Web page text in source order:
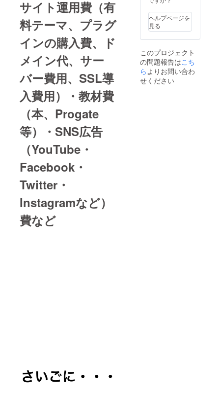
サイト運用費（有
料テーマ、プラグ
インの購入費、ド
メイン代、サー
バー費用、SSL導
入費用）・教材費
（本、Progate
等）・SNS広告
（YouTube・
Facebook・
Twitter・
Instagramなど）
費など
ヘルプページを
見る
このプロジェクト
の問題報告はこち
らよりお問い合わ
せください